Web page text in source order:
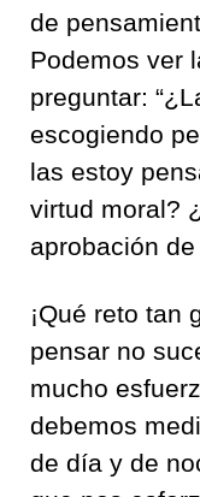
de
Podemos ver
preguntar:
escogiendo
las estoy
virtud moral?
aprobación de
¡Qué reto tan
pensar no
mucho
debemos
de día y de